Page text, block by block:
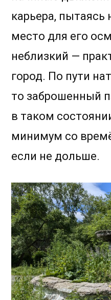
карьера, пытаясь
место для его
неблизкий —
город. По пути
то заброшенный
в таком
минимум со
если не дольше.